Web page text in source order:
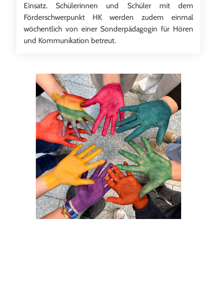
Einsatz. Schülerinnen und Schüler mit dem
Förderschwerpunkt HK werden zudem einmal
wöchentlich von einer Sonderpädagogin für Hören
und Kommunikation betreut.